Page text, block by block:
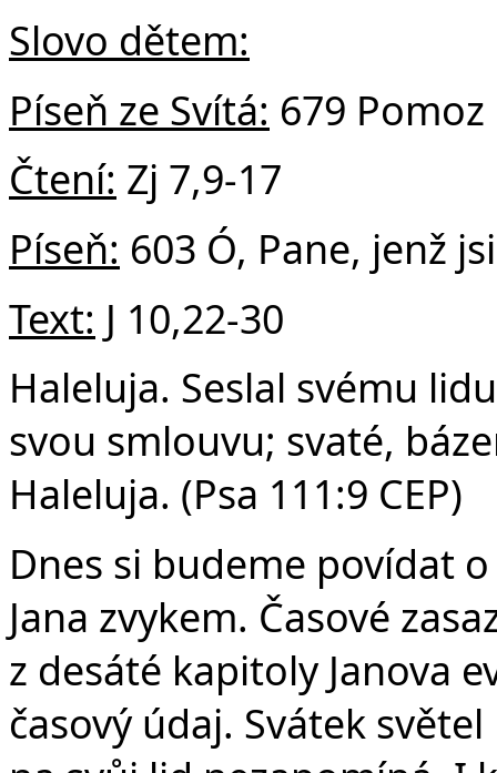
Slovo dětem:
Píseň ze Svítá: 679
Čtení: Zj 7,9-17
Píseň: 603 Ó, Pane, jenž
Text: J 10,22-30
Haleluja. Seslal svému
svou smlouvu; svaté,
Haleluja. (Psa 111:9 CEP)
Dnes si budeme povídat
Jana zvykem. Časové
z desáté kapitoly Janova
časový údaj. Svátek